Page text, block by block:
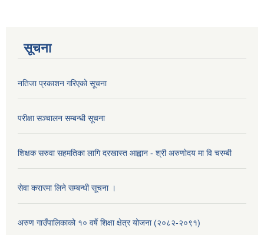
सूचना
नतिजा प्रकाशन गरिएको सूचना
परीक्षा सञ्चालन सम्बन्धी सूचना
शिक्षक सरुवा सहमतिका लागि दरखास्त आह्वान - श्री अरुणोदय मा वि चरम्बी
सेवा करारमा लिने सम्बन्धी सूचना ।
अरुण गाउँपालिकाको १० वर्षे शिक्षा क्षेत्र योजना (२०८२-२०९१)